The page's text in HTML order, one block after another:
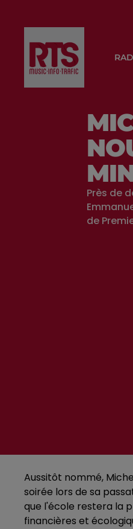
Près de
de
Aussitôt nommé,
soirée lors de sa
que l'école restera la
financières et